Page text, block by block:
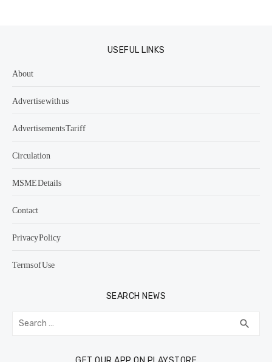
USEFUL LINKS
About
Advertise with us
Advertisements Tariff
Circulation
MSME Details
Contact
Privacy Policy
Terms of Use
SEARCH NEWS
Search
for: search